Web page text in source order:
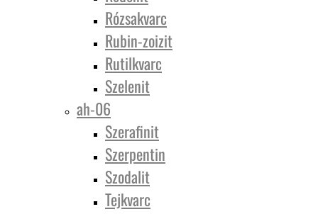
Rózsakvarc
Rubin-zoizit
Rutilkvarc
Szelenit
ah-06
Szerafinit
Szerpentin
Szodalit
Tejkvarc